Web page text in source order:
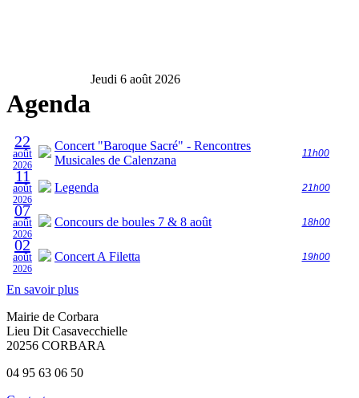
Agenda
Jeudi 6 août 2026
22
août
2026
Concert "Baroque Sacré" - Rencontres
Musicales de Calenzana
11h00
11
août
2026
Legenda 21h00
07
août
2026
Concours de boules 7 & 8 août 18h00
02
août
2026
Concert A Filetta 19h00
En savoir plus
Mairie de Corbara
Lieu Dit Casavecchielle
20256 CORBARA
04 95 63 06 50